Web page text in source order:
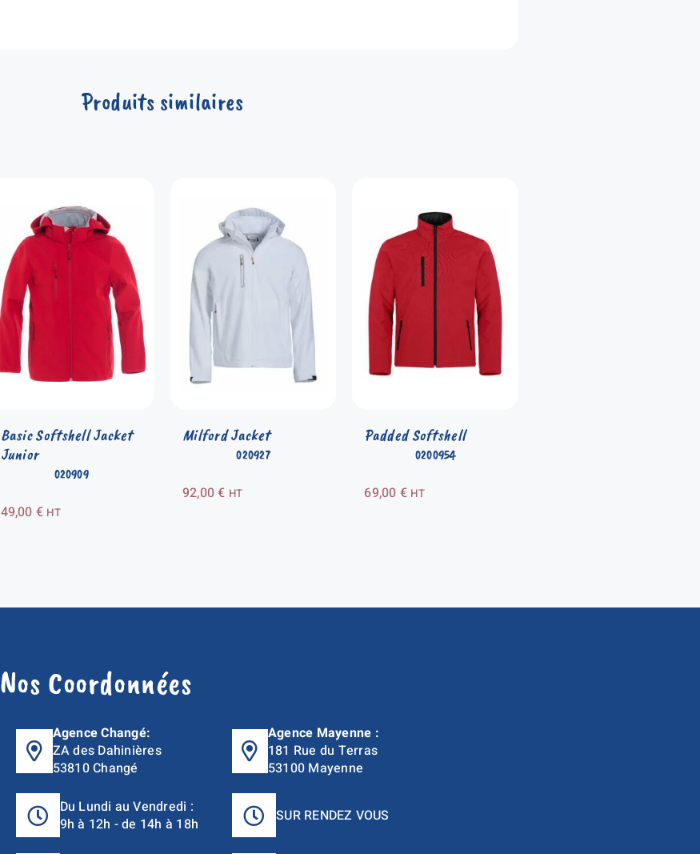
Produits similaires
020909
Basic Softshell Jacket
Junior
49,00 € HT
020927
Milford Jacket
92,00€ HT
0200954
Padded Softshell
69,00 € HT
Nos Coordonnées
Agence Changé:
ZA des Dahinières
53810 Changé
Du Lundi au Vendredi :
9h à 12h - de 14h à 18h
Agence Mayenne :
181 Rue du Terras
53100 Mayenne
SUR RENDEZ VOUS